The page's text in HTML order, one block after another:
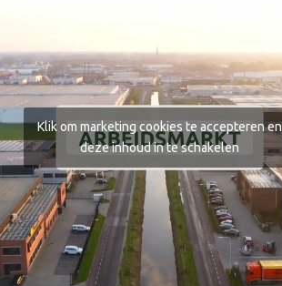
Klik om marketing cookies te accepteren en
deze inhoud in te schakelen